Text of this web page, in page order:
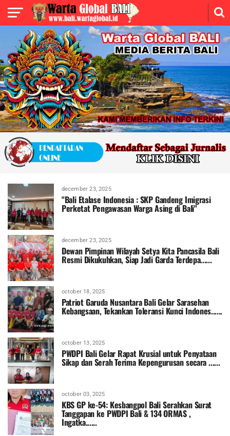
december 23, 2025
"Bali Etalase Indonesia : SKP Gandeng Imigrasi
Perketat Pengawasan Warga Asing di Bali"
december 23, 2025
Dewan Pimpinan Wilayah Setya Kita Pancasila Bali
Resmi Dikukuhkan, Siap Jadi Garda Terdepa......
october 18, 2025
Patriot Garuda Nusantara Bali Gelar Sarasehan
Kebangsaan, Tekankan Toleransi Kunci Indones......
october 13, 2025
PWDPI Bali Gelar Rapat Krusial untuk Penyataan
Sikap dan Serah Terima Kepengurusan secara ......
october 03, 2025
KBS GP ke-54: Kesbangpol Bali Serahkan Surat
Tanggapan ke PWDPI Bali & 134 ORMAS ,
Ingatka......